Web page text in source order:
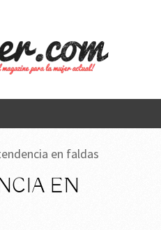
en faldas
EN